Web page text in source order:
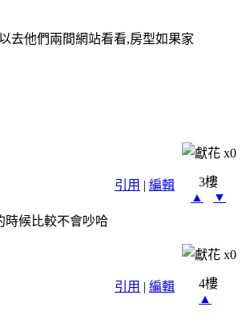
去他們兩間網站看看,房型如果家
x0
引用 | 編輯
3樓
▲
▼
時候比較不會吵哈
x0
引用 | 編輯
4樓
▲